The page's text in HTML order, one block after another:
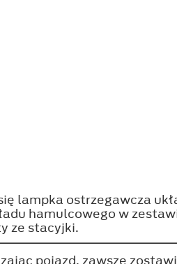
lampka ostrzegawcza
hamulcowego w
ze stacyjki.
pojazd, zawsze